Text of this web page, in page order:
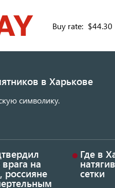
Buy rate: $44.30
в Харькове
символику.
на
Где в
сетки